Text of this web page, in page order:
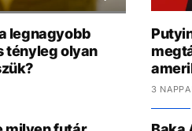
legnagyobb
tényleg olyan
3